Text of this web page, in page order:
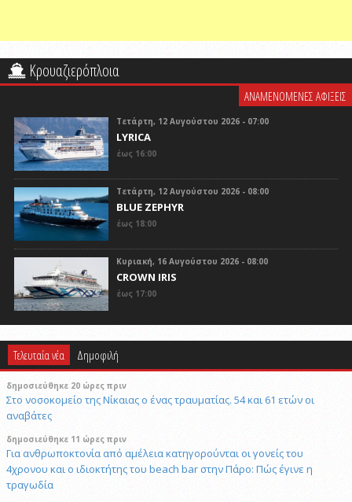
Κρουαζιερόπλοια
ΑΝΑΜΕΝΟΜΕΝΕΣ ΑΦΙΞΕΙΣ
Τετάρτη, 12 Αυγούστου 2026 - 07:00
LYRICA
έως 16:00
Τετάρτη, 12 Αυγούστου 2026 - 08:00
BLUE ZEPHYR
έως 18:00
Κυριακή, 16 Αυγούστου 2026 - 08:00
CROWN IRIS
έως 17:00
Τελευταία νέα Δημοφιλή
δημοσιεύθηκε 20 ώρες πριν
Στο νοσοκομείο της Νίκαιας ο ένας τραυματίας. 54 και 61 ετών οι
αναβάτες
δημοσιεύθηκε 11 ώρες πριν
Για ανθρωποκτονία από αμέλεια κατηγορούνται οι γονείς του
4χρονου και ο ιδιοκτήτης του beach bar στην Πάρο: Πώς έγινε η
τραγωδία